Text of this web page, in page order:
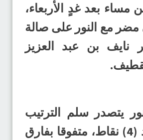
من مساء بعد غدٍ الأربعاء،
مضر مع النور على صالة
نايف بن عبد العزيز
يتصدر سلم الترتيب
العام برصيد (4) نقاط، متفوقا بفارق